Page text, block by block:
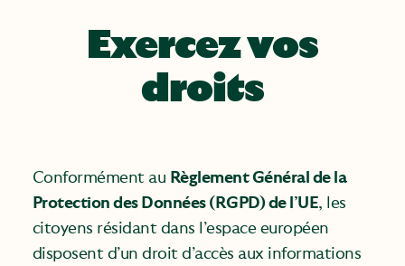
Exercez vos
droits
Conformément au Règlement Général de la
Protection des Données (RGPD) de l’UE, les
citoyens résidant dans l’espace européen
disposent d’un droit d’accès aux informations